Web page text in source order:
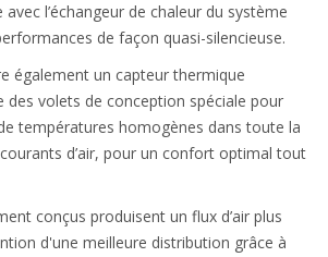
l’échangeur de chaleur du système
de façon quasi-silencieuse.
également un capteur thermique
des volets de conception spéciale pour
températures homogènes dans toute la
d’air, pour un confort optimal tout
conçus produisent un flux d’air plus
d'une meilleure distribution grâce à